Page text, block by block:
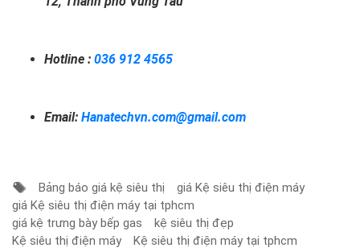
Hotline : 036 912 4565
Email: Hanatechvn.com@gmail.com
Bảng báo giá kệ siêu thị
giá Kệ siêu thị điện máy
giá Kệ siêu thị điện máy tại tphcm
giá kệ trưng bày bếp gas
kệ siêu thị đẹp
Kệ siêu thị điện máy
Kệ siêu thị điện máy tại tphcm